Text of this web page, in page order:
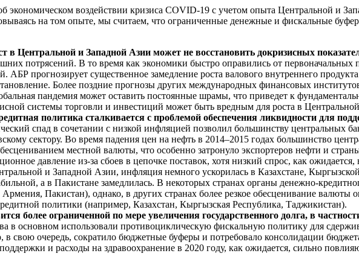
экономическом воздействии кризиса COVID-19 с учетом опыта Центральной и
на том опыте, мы считаем, что ограниченные денежные и фискальные
в Центральной и Западной Азии может не восстановить докризисных
потрясений. В то время как экономики быстро оправились от первоначальных
АБР прогнозирует существенное замедление роста валового внутреннего
Более поздние прогнозы других международных финансовых
пандемия может оставить постоянные шрамы, что приведет к
системы торговли и инвестиций может быть вредным для роста в
политика сталкивается с проблемой обеспечения ликвидности для
спад в сочетании с низкой инфляцией позволил большинству центральных
сектору. Во время падения цен на нефть в 2014–2015 годах большинство
местной валюты, что особенно затронуло экспортеров нефти и
давление из-за сбоев в цепочке поставок, хотя низкий спрос, как
и Западной Азии, инфляция немного ускорилась в Казахстане,
а в Пакистане замедлилась. В некоторых странах органы денежно-
Пакистан), однако, в других странах более резкое обесценивание валюты
политики (например, Казахстан, Кыргызская Республика, Таджикистан).
более ограниченной по мере увеличения государственного долга, в
в основном использовали противоциклическую фискальную политику для
в свою очередь, сократило бюджетные буферы и потребовало консолидации
и расходы на здравоохранение в 2020 году, как ожидается, сильно